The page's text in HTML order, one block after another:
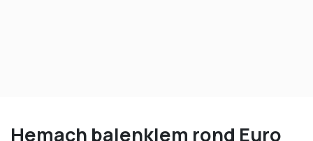
Hemach balenklem rond Euro